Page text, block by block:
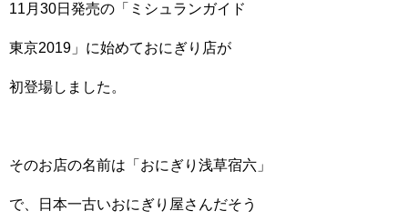
11月30日発売の「ミシュランガイド
東京2019」に始めておにぎり店が
初登場しました。
そのお店の名前は「おにぎり浅草宿六」
で、日本一古いおにぎり屋さんだそう